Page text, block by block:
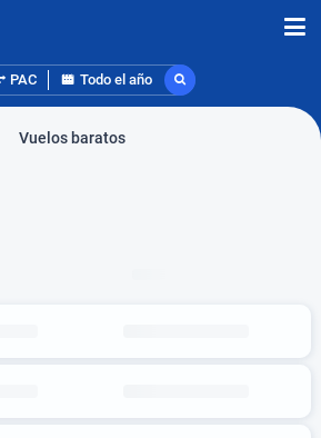
PAC Todo el año
Vuelos baratos